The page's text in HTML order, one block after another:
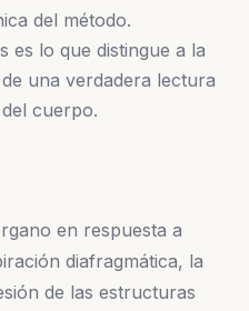
del método.
es lo que distingue a la
una verdadera lectura
cuerpo.
en respuesta a
diafragmática, la
de las estructuras